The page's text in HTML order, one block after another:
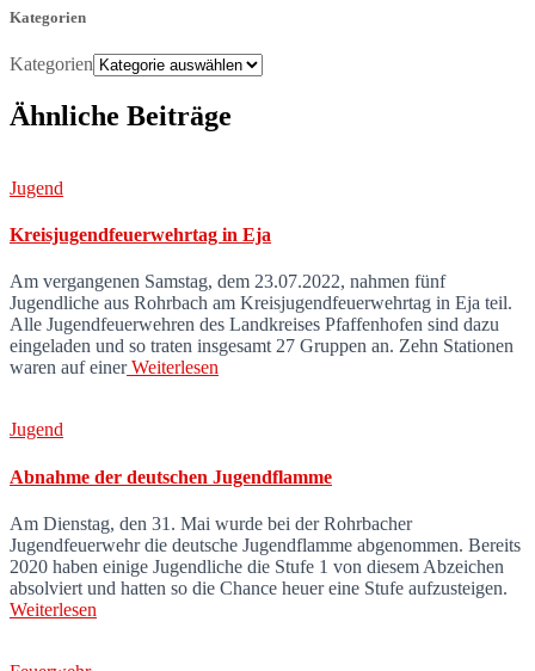
Kategorien
Kategorien
Ähnliche Beiträge
Jugend
Kreisjugendfeuerwehrtag in Eja
Am vergangenen Samstag, dem 23.07.2022, nahmen fünf
Jugendliche aus Rohrbach am Kreisjugendfeuerwehrtag in Eja teil.
Alle Jugendfeuerwehren des Landkreises Pfaffenhofen sind dazu
eingeladen und so traten insgesamt 27 Gruppen an. Zehn Stationen
waren auf einerWeiterlesen
Jugend
Abnahme der deutschen Jugendflamme
Am Dienstag, den 31. Mai wurde bei der Rohrbacher
Jugendfeuerwehr die deutsche Jugendflamme abgenommen. Bereits
2020 haben einige Jugendliche die Stufe 1 von diesem Abzeichen
absolviert und hatten so die Chance heuer eine Stufe aufzusteigen.
Weiterlesen